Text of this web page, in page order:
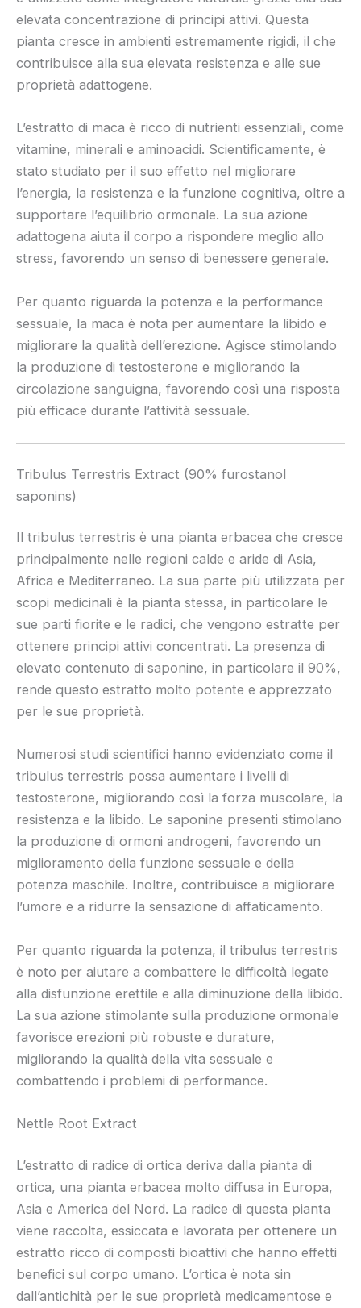
elevata concentrazione di principi attivi. Questa
pianta cresce in ambienti estremamente rigidi, il che
contribuisce alla sua elevata resistenza e alle sue
proprietà adattogene.
L’estratto di maca è ricco di nutrienti essenziali, come
vitamine, minerali e aminoacidi. Scientificamente, è
stato studiato per il suo effetto nel migliorare
l’energia, la resistenza e la funzione cognitiva, oltre a
supportare l’equilibrio ormonale. La sua azione
adattogena aiuta il corpo a rispondere meglio allo
stress, favorendo un senso di benessere generale.
Per quanto riguarda la potenza e la performance
sessuale, la maca è nota per aumentare la libido e
migliorare la qualità dell’erezione. Agisce stimolando
la produzione di testosterone e migliorando la
circolazione sanguigna, favorendo così una risposta
più efficace durante l’attività sessuale.
Tribulus Terrestris Extract (90% furostanol
saponins)
Il tribulus terrestris è una pianta erbacea che cresce
principalmente nelle regioni calde e aride di Asia,
Africa e Mediterraneo. La sua parte più utilizzata per
scopi medicinali è la pianta stessa, in particolare le
sue parti fiorite e le radici, che vengono estratte per
ottenere principi attivi concentrati. La presenza di
elevato contenuto di saponine, in particolare il 90%,
rende questo estratto molto potente e apprezzato
per le sue proprietà.
Numerosi studi scientifici hanno evidenziato come il
tribulus terrestris possa aumentare i livelli di
testosterone, migliorando così la forza muscolare, la
resistenza e la libido. Le saponine presenti stimolano
la produzione di ormoni androgeni, favorendo un
miglioramento della funzione sessuale e della
potenza maschile. Inoltre, contribuisce a migliorare
l’umore e a ridurre la sensazione di affaticamento.
Per quanto riguarda la potenza, il tribulus terrestris
è noto per aiutare a combattere le difficoltà legate
alla disfunzione erettile e alla diminuzione della libido.
La sua azione stimolante sulla produzione ormonale
favorisce erezioni più robuste e durature,
migliorando la qualità della vita sessuale e
combattendo i problemi di performance.
Nettle Root Extract
L’estratto di radice di ortica deriva dalla pianta di
ortica, una pianta erbacea molto diffusa in Europa,
Asia e America del Nord. La radice di questa pianta
viene raccolta, essiccata e lavorata per ottenere un
estratto ricco di composti bioattivi che hanno effetti
benefici sul corpo umano. L’ortica è nota sin
dall’antichità per le sue proprietà medicamentose e